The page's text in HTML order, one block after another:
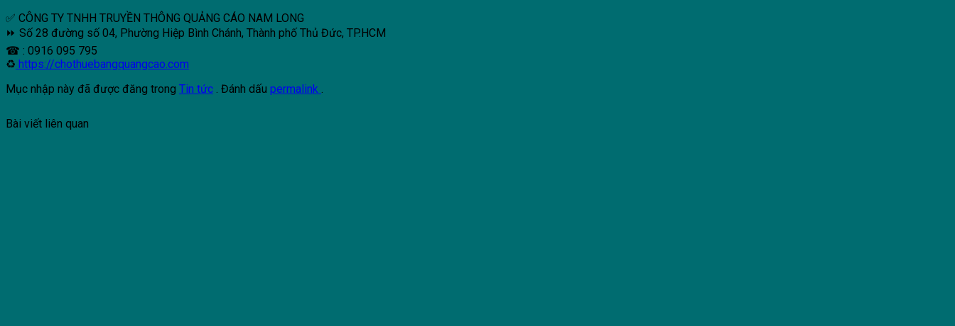
✅ CÔNG TY TNHH TRUYỀN THÔNG QUẢNG CÁO NAM LONG
⏩ Số 28 đường số 04, Phường Hiệp Bình Chánh, Thành phố Thủ Đức, TP.HCM
☎ : 0916 095 795
♻ https://chothuebangquangcao.com
Mục nhập này đã được đăng trong Tin tức . Đánh dấu permalink .
Bài viết liên quan